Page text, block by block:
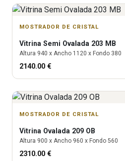
MOSTRADOR DE CRISTAL
Vitrina Semi Ovalada 203 MB
Altura 940 x Ancho 1120 x Fondo 380
2140.00 €
MOSTRADOR DE CRISTAL
Vitrina Ovalada 209 OB
Altura 900 x Ancho 960 x Fondo 560
2310.00 €